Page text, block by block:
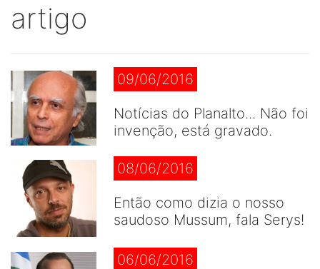
artigo
09/06/2016
Notícias do Planalto... Não foi
invenção, está gravado.
08/06/2016
Então como dizia o nosso
saudoso Mussum, fala Serys!
06/06/2016